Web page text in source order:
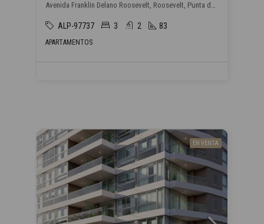
Avenida Franklin Delano Roosevelt, Roosevelt, Punta del Este
ALP-97737 3 2 83
APARTAMENTOS
EN VENTA